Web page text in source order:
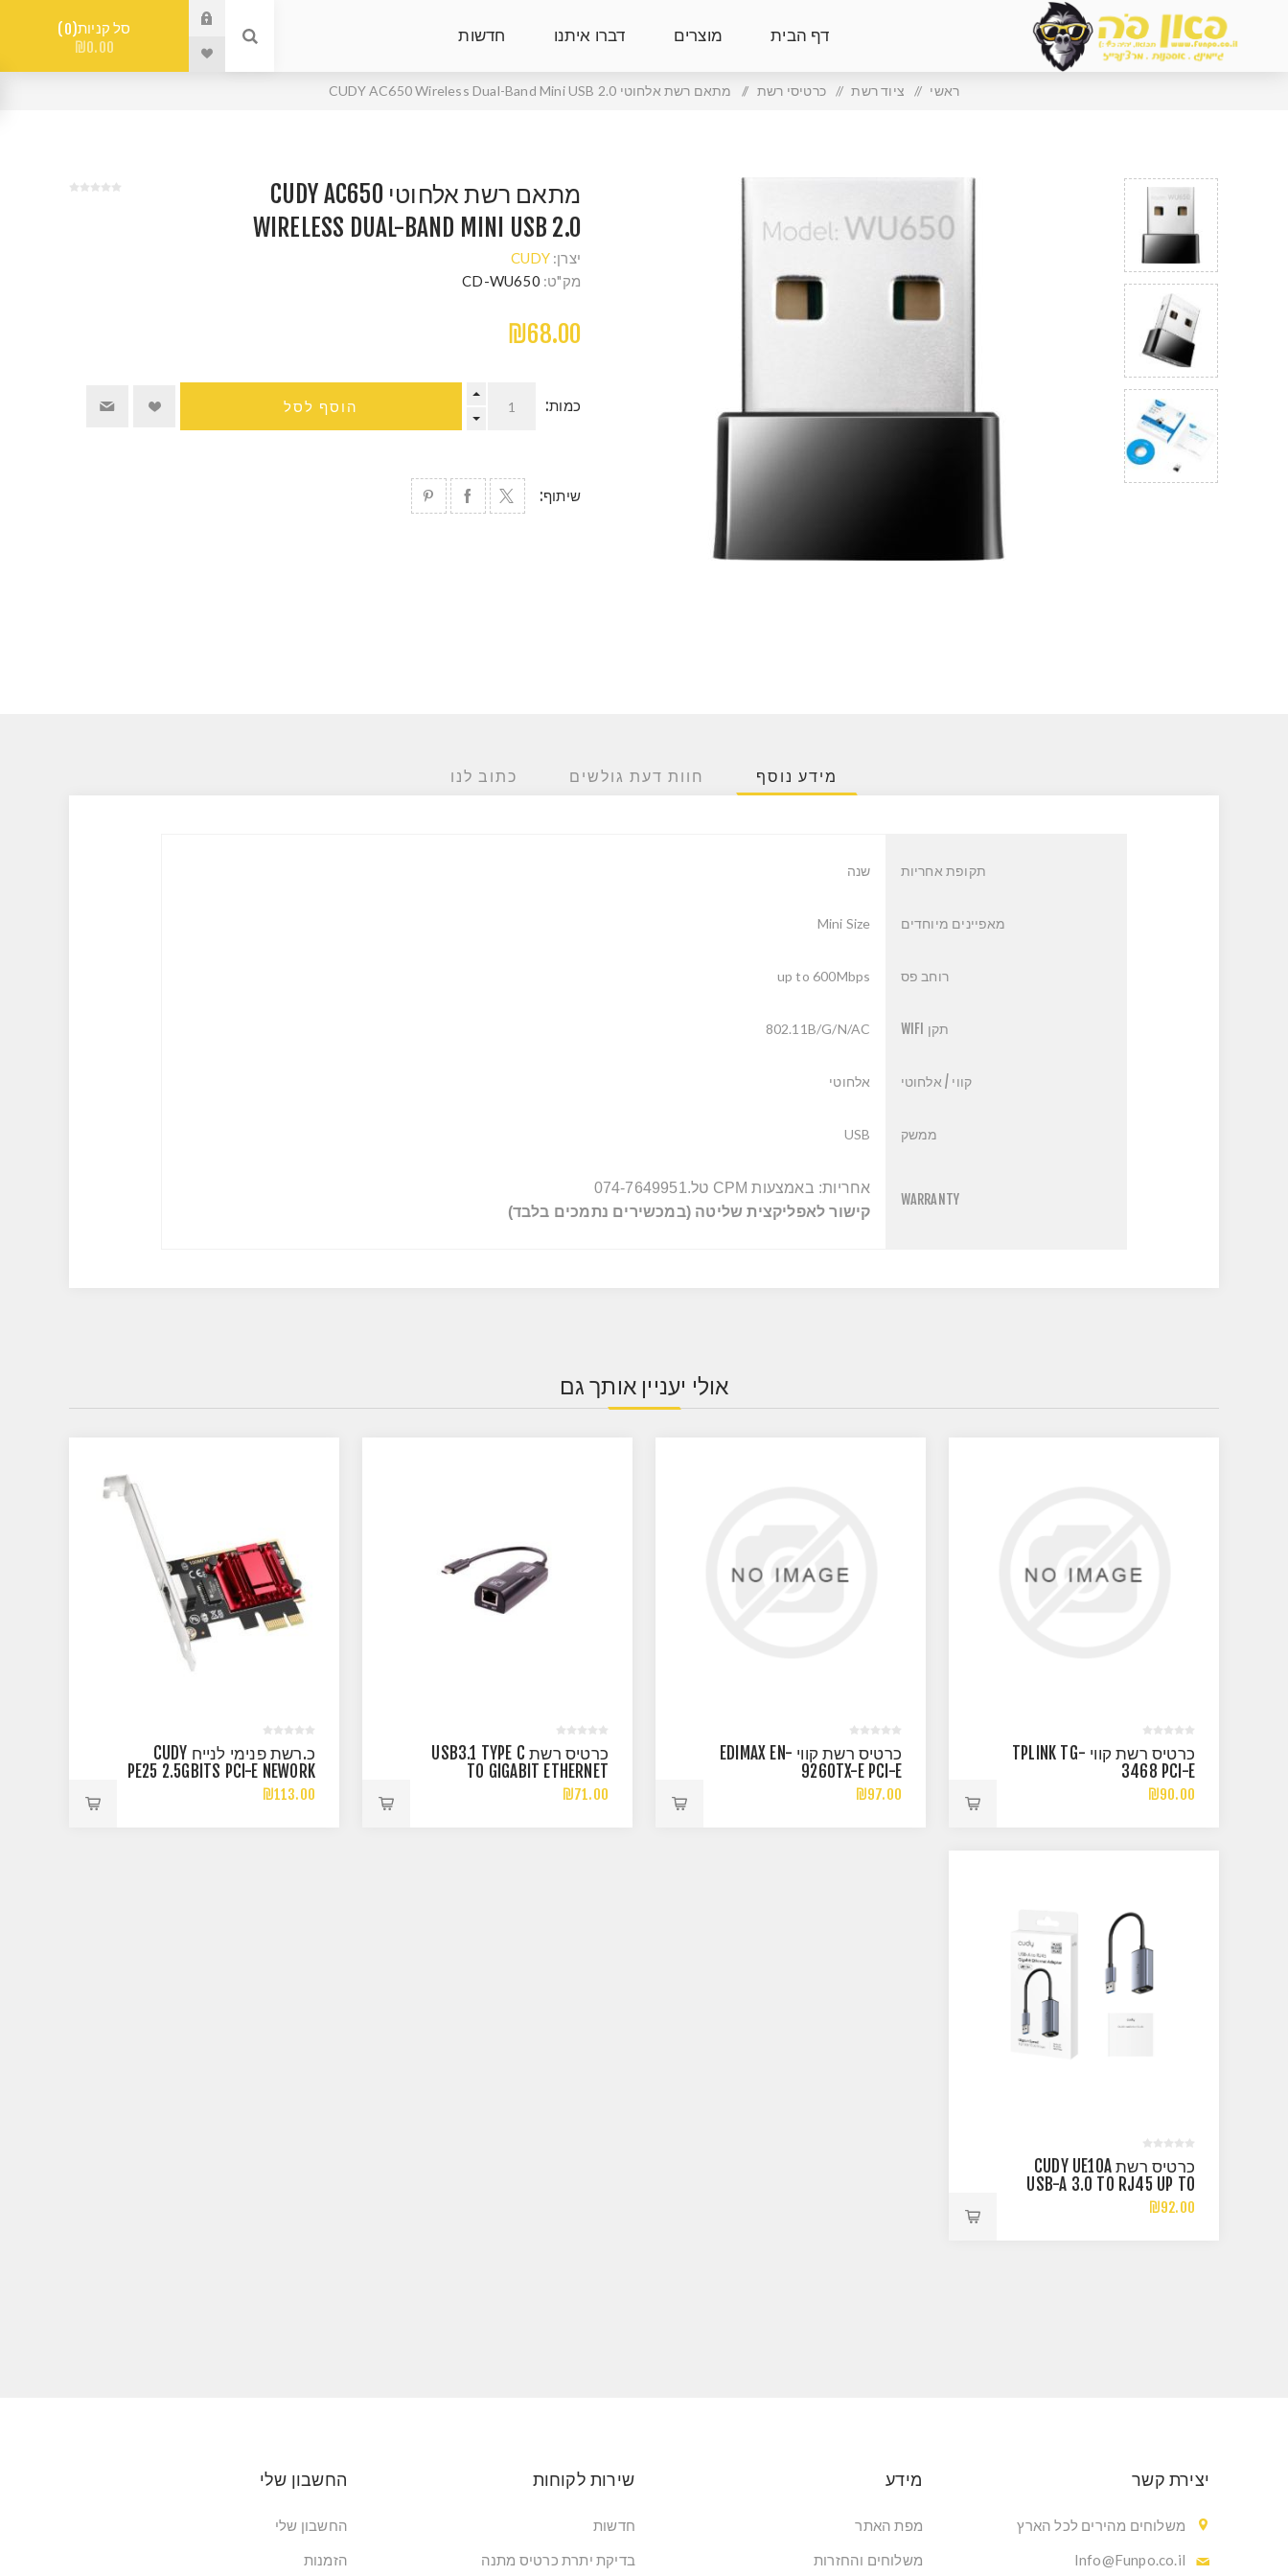
דף הבית מוצרים דברו איתנו חדשות סל קניות 0
₪0.00
ראשי / ציוד רשת / כרטיסי רשת / מתאם רשת אלחוטי CUDY AC650 Wireless Dual-Band Mini USB 2.0
מתאם רשת אלחוטי CUDY AC650
WIRELESS DUAL-BAND MINI USB 2.0
יצרן: CUDY
מק"ט: CD-WU650
₪68.00
כמות: הוסף לסל
שיתוף:
מידע נוסף חוות דעת גולשים כתוב לנו
תקופת אחריות שנה
מאפיינים מיוחדים Mini Size
רוחב פס up to 600Mbps
תקן WIFI 802.11B/G/N/AC
קווי / אלחוטי אלחוטי
ממשק USB
WARRANTY
אחריות: באמצעות CPM טל.074-7649951
קישור לאפליקצית שליטה (במכשירים נתמכים בלבד)
אולי יעניין אותך גם
כרטיס רשת קווי TPLINK TG-
3468 PCI-E
₪90.00
כרטיס רשת קווי EDIMAX EN-
9260TX-E PCI-E
₪97.00
כרטיס רשת USB3.1 TYPE C
TO GIGABIT ETHERNET
NETWORK ADAPTER
₪71.00
כ.רשת פנימי לנייח CUDY
PE25 2.5GBITS PCI-E NEWORK
ADAPTER LP
₪113.00
כרטיס רשת CUDY UE10A
USB-A 3.0 TO RJ45 UP TO
1GB
₪92.00
יצירת קשר
משלוחים מהירים לכל הארץ
Info@Funpo.co.il
מידע
מפת האתר
משלוחים והחזרות
שירות לקוחות
חדשות
בדיקת יתרת כרטיס מתנה
החשבון שלי
החשבון שלי
הזמנות